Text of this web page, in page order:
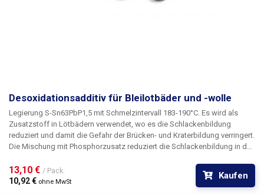
Desoxidationsadditiv für Bleilotbäder und -wolle
Legierung S-Sn63PbP1,5 mit Schmelzintervall 183-190°C. Es wird als
Zusatzstoff in Lötbädern verwendet, wo es die Schlackenbildung
reduziert und damit die Gefahr der Brücken- und Kraterbildung verringert.
Die Mischung mit Phosphorzusatz reduziert die Schlackenbildung in den
mit dem Desoxidationsadditiv auf etwa die Hälfte reduziert, was eine
Halbierung des Lötabfalls beim Abwischen der oxidierten Schicht von
13,10 € / Pack.
10,92 € ohne MwSt
Kaufen